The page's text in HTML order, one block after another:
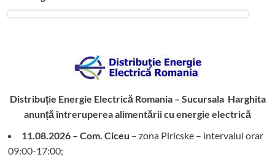
Distribuție Energie Electrică Romania – Sucursala Harghita
anunță întreruperea alimentării cu energie electrică
11.08.2026 – Com. Ciceu – zona Piricske – intervalul orar
09:00-17:00;